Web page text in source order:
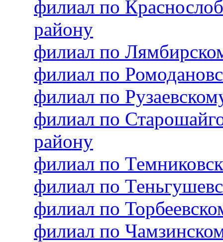
филиал по
району
филиал по
филиал по
филиал по
филиал по
району
филиал по
филиал по
филиал по
филиал по